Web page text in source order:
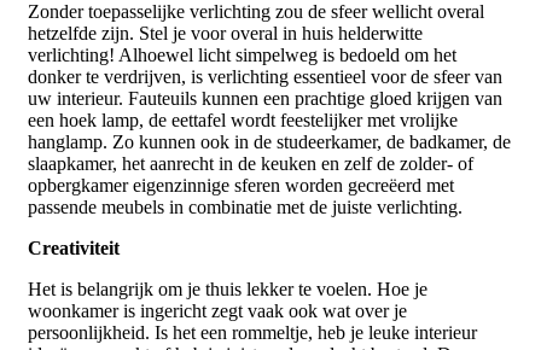
Zonder toepasselijke verlichting zou de sfeer wellicht overal
hetzelfde zijn. Stel je voor overal in huis helderwitte
verlichting! Alhoewel licht simpelweg is bedoeld om het
donker te verdrijven, is verlichting essentieel voor de sfeer van
uw interieur. Fauteuils kunnen een prachtige gloed krijgen van
een hoek lamp, de eettafel wordt feestelijker met vrolijke
hanglamp. Zo kunnen ook in de studeerkamer, de badkamer, de
slaapkamer, het aanrecht in de keuken en zelf de zolder- of
opbergkamer eigenzinnige sferen worden gecreëerd met
passende meubels in combinatie met de juiste verlichting.
Creativiteit
Het is belangrijk om je thuis lekker te voelen. Hoe je
woonkamer is ingericht zegt vaak ook wat over je
persoonlijkheid. Is het een rommeltje, heb je leuke interieur